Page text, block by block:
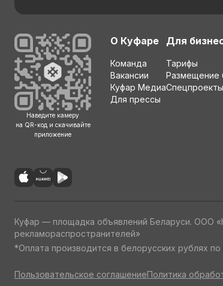
Наведите камеру
на QR-код и скачивайте
приложение
О Куфаре
Команда
Вакансии
Куфар Медиа
Для прессы
Для
Тарифы
Размещение
Спецпроекты
Куфар — площадка объявлений Беларуси. ООО
рекламораспространителей»
*Оплата производится в белорусских рублях
Пользовательское соглашениеПолитика